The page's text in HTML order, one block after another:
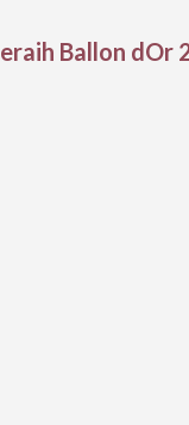
Ballon dOr